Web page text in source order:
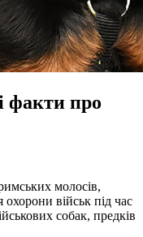
факти про
молосів,
охорони військ під час
собак, предків